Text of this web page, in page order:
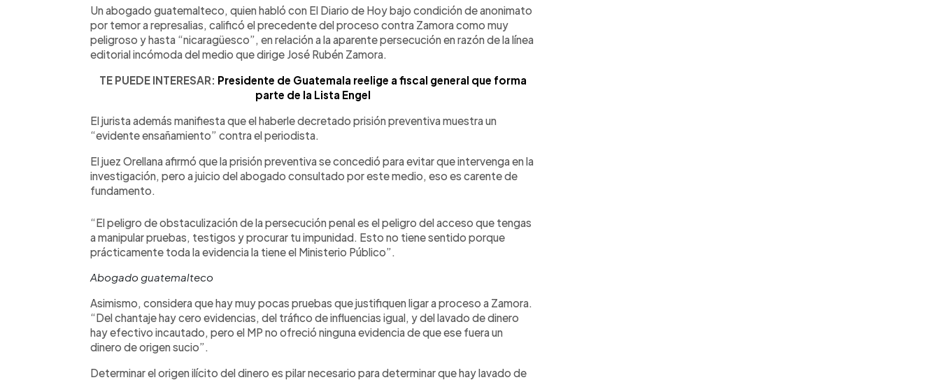
Un abogado guatemalteco, quien habló con El Diario de Hoy bajo condición de anonimato
por temor a represalias, calificó el precedente del proceso contra Zamora como muy
peligroso y hasta “nicaragüesco”, en relación a la aparente persecución en razón de la línea
editorial incómoda del medio que dirige José Rubén Zamora.
TE PUEDE INTERESAR: Presidente de Guatemala reelige a fiscal general que forma
parte de la Lista Engel
El jurista además manifiesta que el haberle decretado prisión preventiva muestra un
“evidente ensañamiento” contra el periodista.
El juez Orellana afirmó que la prisión preventiva se concedió para evitar que intervenga en la
investigación, pero a juicio del abogado consultado por este medio, eso es carente de
fundamento.
“El peligro de obstaculización de la persecución penal es el peligro del acceso que tengas
a manipular pruebas, testigos y procurar tu impunidad. Esto no tiene sentido porque
prácticamente toda la evidencia la tiene el Ministerio Público”.
Abogado guatemalteco
Asimismo, considera que hay muy pocas pruebas que justifiquen ligar a proceso a Zamora.
“Del chantaje hay cero evidencias, del tráfico de influencias igual, y del lavado de dinero
hay efectivo incautado, pero el MP no ofreció ninguna evidencia de que ese fuera un
dinero de origen sucio”.
Determinar el origen ilícito del dinero es pilar necesario para determinar que hay lavado de